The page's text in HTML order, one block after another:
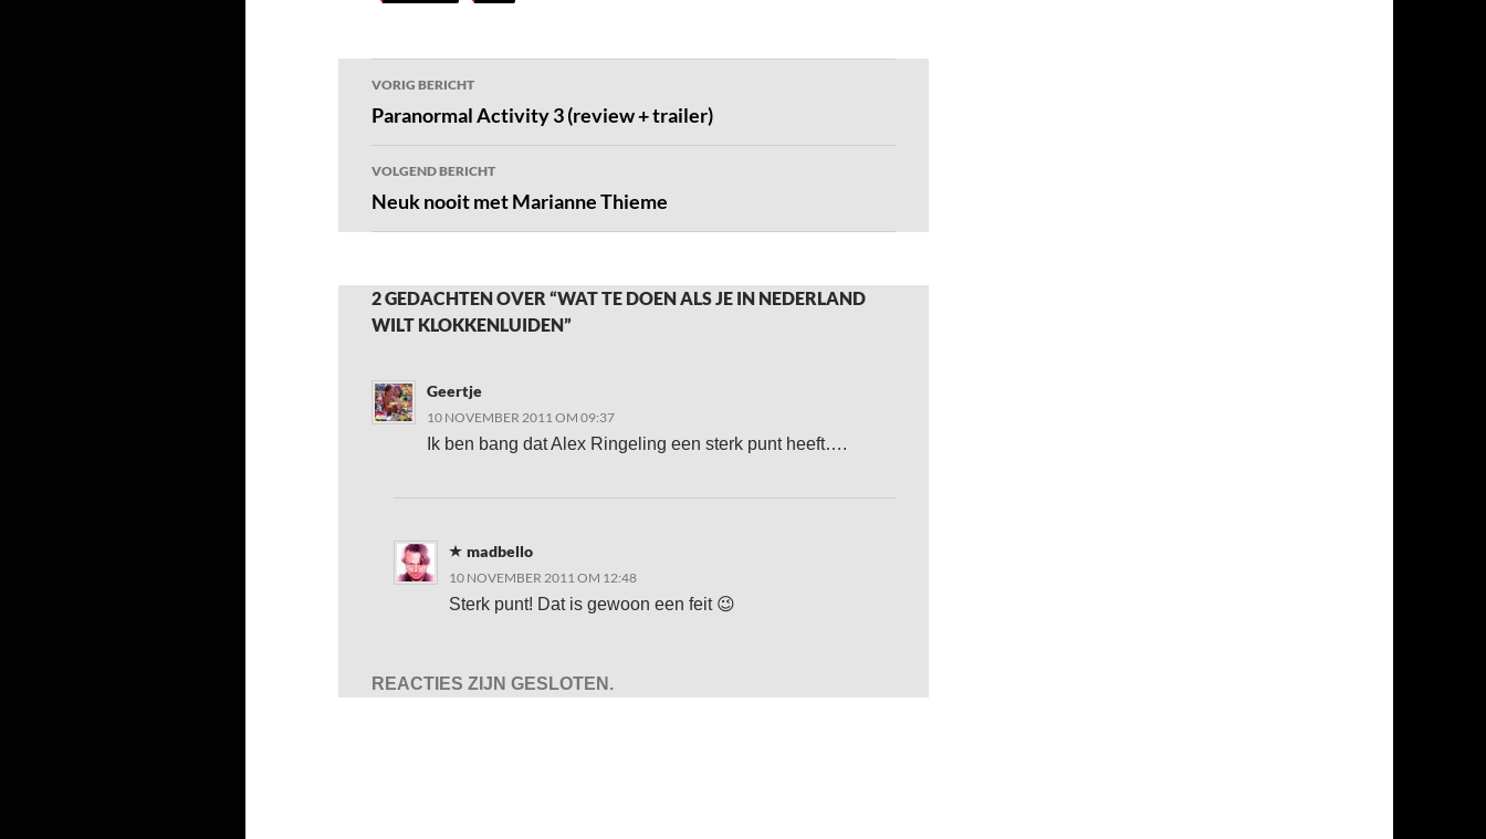
Bericht
navigatie
VORIG BERICHT
Paranormal Activity 3 (review + trailer)
VOLGEND BERICHT
Neuk nooit met Marianne Thieme
2 GEDACHTEN OVER “WAT TE DOEN ALS JE IN NEDERLAND
WILT KLOKKENLUIDEN”
Geertje
10 NOVEMBER 2011 OM 09:37
Ik ben bang dat Alex Ringeling een sterk punt heeft….
madbello
10 NOVEMBER 2011 OM 12:48
Sterk punt! Dat is gewoon een feit 😉
REACTIES ZIJN GESLOTEN.